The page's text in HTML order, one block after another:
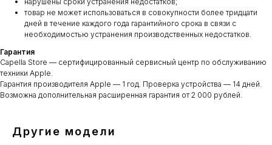
товар не может использоваться в совокупности более тридцати
дней в течение каждого года гарантийного срока в связи с
необходимостью устранения производственных недостатков.
Гарантия
Capella Store — сертифицированный сервисный центр по обслуживанию
техники Apple.
Гарантия производителя Apple — 1 год. Проверка устройства — 14 дней.
Возможна дополнительная расширенная гарантия от 2 000 рублей.
Другие модели